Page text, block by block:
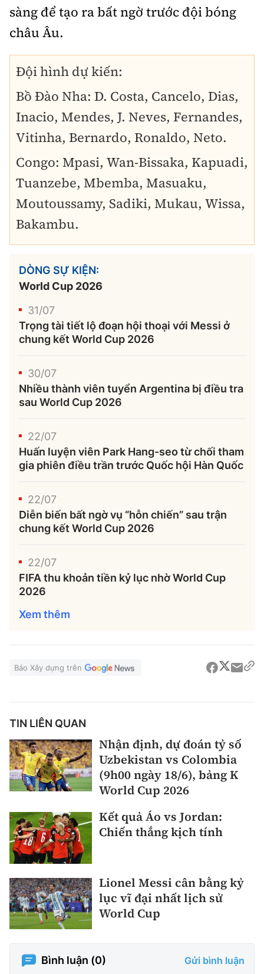
sàng để tạo ra bất ngờ trước đội bóng
châu Âu.
Đội hình dự kiến:
Bồ Đào Nha: D. Costa, Cancelo, Dias,
Inacio, Mendes, J. Neves, Fernandes,
Vitinha, Bernardo, Ronaldo, Neto.
Congo: Mpasi, Wan-Bissaka, Kapuadi,
Tuanzebe, Mbemba, Masuaku,
Moutoussamy, Sadiki, Mukau, Wissa,
Bakambu.
DÒNG SỰ KIỆN:
World Cup 2026
31/07
Trọng tài tiết lộ đoạn hội thoại với Messi ở
chung kết World Cup 2026
30/07
Nhiều thành viên tuyển Argentina bị điều tra
sau World Cup 2026
22/07
Huấn luyện viên Park Hang-seo từ chối tham
gia phiên điều trần trước Quốc hội Hàn Quốc
22/07
Diễn biến bất ngờ vụ “hỗn chiến” sau trận
chung kết World Cup 2026
22/07
FIFA thu khoản tiền kỷ lục nhờ World Cup
2026
Xem thêm
Báo Xây dựng trên
TIN LIÊN QUAN
Nhận định, dự đoán tỷ số
Uzbekistan vs Colombia
(9h00 ngày 18/6), bảng K
World Cup 2026
Kết quả Áo vs Jordan:
Chiến thắng kịch tính
Lionel Messi cân bằng kỷ
lục vĩ đại nhất lịch sử
World Cup
Bình luận (0) Gửi bình luận